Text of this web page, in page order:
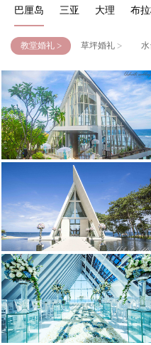
巴厘岛 三亚 大理 布
教堂婚礼 > 草坪婚礼 > 水